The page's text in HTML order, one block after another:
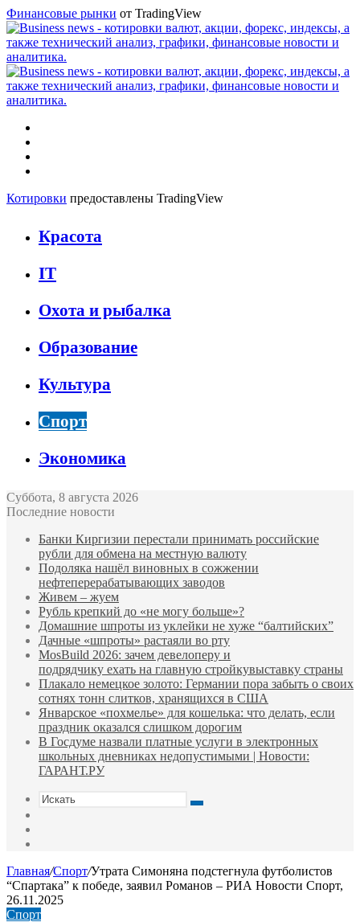
Финансовые рынки от TradingView
Котировки предоставлены TradingView
Красота
IT
Охота и рыбалка
Образование
Культура
Спорт
Экономика
Суббота, 8 августа 2026
Последние новости
Банки Киргизии перестали принимать российские
рубли для обмена на местную валюту
Подоляка нашёл виновных в сожжении
нефтеперерабатывающих заводов
Живем – жуем
Рубль крепкий до «не могу больше»?
Домашние шпроты из уклейки не хуже “балтийских”
Дачные «шпроты» растаяли во рту
MosBuild 2026: зачем девелоперу и
подрядчиĸу ехать на главную стройĸувыставĸу страны
Плакало немецкое золото: Германии пора забыть о своих
сотнях тонн слитков, хранящихся в США
Январское «похмелье» для кошелька: что делать, если
праздник оказался слишком дорогим
В Госдуме назвали платные услуги в электронных
школьных дневниках недопустимыми | Новости:
ГАРАНТ.РУ
Искать
Главная/Спорт/Утрата Симоняна подстегнула футболистов
“Спартака” к победе, заявил Романов – РИА Новости Спорт,
26.11.2025
Спорт